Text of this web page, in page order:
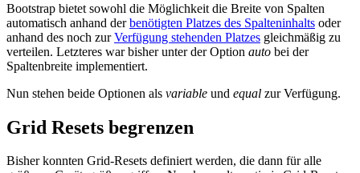
Bootstrap bietet sowohl die Möglichkeit die Breite von Spalten
automatisch anhand derbenötigten Platzes des Spalteninhalts oder
anhand des noch zurVerfügung stehenden Platzes gleichmäßig zu
verteilen. Letzteres war bisher unter der Option auto bei der
Spaltenbreite implementiert.
Nun stehen beide Optionen als variable und equal zur Verfügung.
Grid Resets begrenzen
Bisher konnten Grid-Resets definiert werden, die dann für alle